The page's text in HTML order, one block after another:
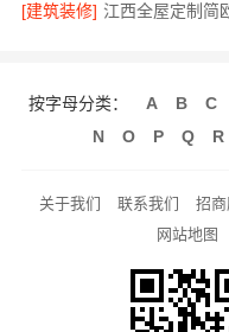
[建筑装修] 江西全屋定制简
按字母分类： A B C
N
O P Q R
关于我们 联系我们 招
网站地图